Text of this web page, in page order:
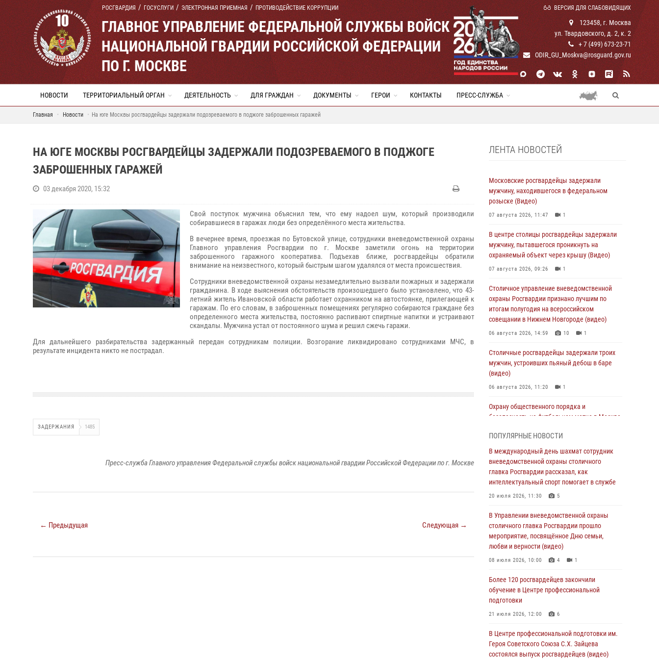
РОСГВАРДИЯ ГОСУСЛУГИ ЭЛЕКТРОННАЯ ПРИЕМНАЯ ПРОТИВОДЕЙСТВИЕ КОРРУПЦИИ ВЕРСИЯ ДЛЯ СЛАБОВИДЯЩИХ
ГЛАВНОЕ УПРАВЛЕНИЕ ФЕДЕРАЛЬНОЙ СЛУЖБЫ ВОЙСК
НАЦИОНАЛЬНОЙ ГВАРДИИ РОССИЙСКОЙ ФЕДЕРАЦИИ
ПО Г. МОСКВЕ
123458, г. Москва
ул. Твардовского, д. 2, к. 2
+ 7 (499) 673-23-71
ODIR_GU_Moskva@rosguard.gov.ru
НОВОСТИ ТЕРРИТОРИАЛЬНЫЙ ОРГАН ДЕЯТЕЛЬНОСТЬ ДЛЯ ГРАЖДАН ДОКУМЕНТЫ ГЕРОИ КОНТАКТЫ ПРЕСС-СЛУЖБА
Главная Новости На юге Москвы росгвардейцы задержали подозреваемого в поджоге заброшенных гаражей
НА ЮГЕ МОСКВЫ РОСГВАРДЕЙЦЫ ЗАДЕРЖАЛИ ПОДОЗРЕВАЕМОГО В ПОДЖОГЕ
ЗАБРОШЕННЫХ ГАРАЖЕЙ
03 декабря 2020, 15:32
Свой поступок мужчина объяснил тем, что ему надоел шум, который производили
собиравшиеся в гаражах люди без определённого места жительства.
В вечернее время, проезжая по Бутовской улице, сотрудники вневедомственной охраны
Главного управления Росгвардии по г. Москве заметили огонь на территории
заброшенного гаражного кооператива. Подъехав ближе, росгвардейцы обратили
внимание на неизвестного, который быстрым шагом удалялся от места происшествия.
Сотрудники вневедомственной охраны незамедлительно вызвали пожарных и задержали
гражданина. В ходе выяснения обстоятельств произошедшего было установлено, что 43-
летний житель Ивановской области работает охранником на автостоянке, прилегающей к
гаражам. По его словам, в заброшенных помещениях регулярно собираются граждане без
определенного места жительства, постоянно распивают спиртные напитки и устраивают
скандалы. Мужчина устал от постоянного шума и решил сжечь гаражи.
Для дальнейшего разбирательства задержанный передан сотрудникам полиции. Возгорание ликвидировано сотрудниками МЧС, в
результате инцидента никто не пострадал.
ЗАДЕРЖАНИЯ 1485
Пресс-служба Главного управления Федеральной службы войск национальной гвардии Российской Федерации по г. Москве
← Предыдущая Следующая →
ЛЕНТА НОВОСТЕЙ
Московские росгвардейцы задержали
мужчину, находившегося в федеральном
розыске (Видео)
07 августа 2026, 11:47 1
В центре столицы росгвардейцы задержали
мужчину, пытавшегося проникнуть на
охраняемый объект через крышу (Видео)
07 августа 2026, 09:26 1
Столичное управление вневедомственной
охраны Росгвардии признано лучшим по
итогам полугодия на всероссийском
совещании в Нижнем Новгороде (видео)
06 августа 2026, 14:59 10 1
Столичные росгвардейцы задержали троих
мужчин, устроивших пьяный дебош в баре
(видео)
06 августа 2026, 11:20 1
Охрану общественного порядка и
безопасность на футбольном матче в Москве
Столичные росгвардейцы задержали
мужчину, устроившего дебош в букмекерской
конторе (Видео)
05 августа 2026, 12:39
Московские росгвардейцы обеспечили
безопасность проведения футбольного матча
Кубка России (Видео)
05 августа 2026, 12:35 1
ознакомилась с передовыми методами
работы Росгвардии в Москве (видео)
04 августа 2026, 18:16
чемпионат по самбо и боевому самбо.
(видео)
04 августа 2026, 14:00 7 1
ПОПУЛЯРНЫЕ НОВОСТИ
В международный день шахмат сотрудник
вневедомственной охраны столичного
главка Росгвардии рассказал, как
интеллектуальный спорт помогает в службе
20 июля 2026, 11:30 5
В Управлении вневедомственной охраны
столичного главка Росгвардии прошло
мероприятие, посвящённое Дню семьи,
любви и верности (видео)
08 июля 2026, 10:00 4 1
Более 120 росгвардейцев закончили
обучение в Центре профессиональной
подготовки
21 июля 2026, 12:00 6
В Центре профессиональной подготовки им.
Героя Советского Союза С.Х. Зайцева
состоялся выпуск росгвардейцев (видео)